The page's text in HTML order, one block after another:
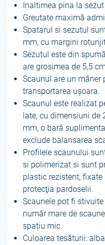
Inaltimea pina la
Greutate maximă
Spatarul si sezutul
mm, cu margini
Sezutul este din
are grosimea de 5,5
Scaunul are un mâner
transportarea ușoara.
Scaunul este realizat
late, cu dimensiuni de
mm, o bară
exclude balansarea
Profilele scaunului
si polimerizat si sunt
plastic rezistent,
protecţia pardoselii.
Scaunele pot fi
număr mare de
spațiu mic.
Culoarea tesăturii: